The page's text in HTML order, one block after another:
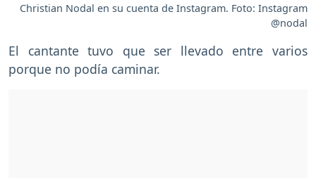
Christian Nodal en su cuenta de Instagram. Foto: Instagram
@nodal
El cantante tuvo que ser llevado entre varios
porque no podía caminar.